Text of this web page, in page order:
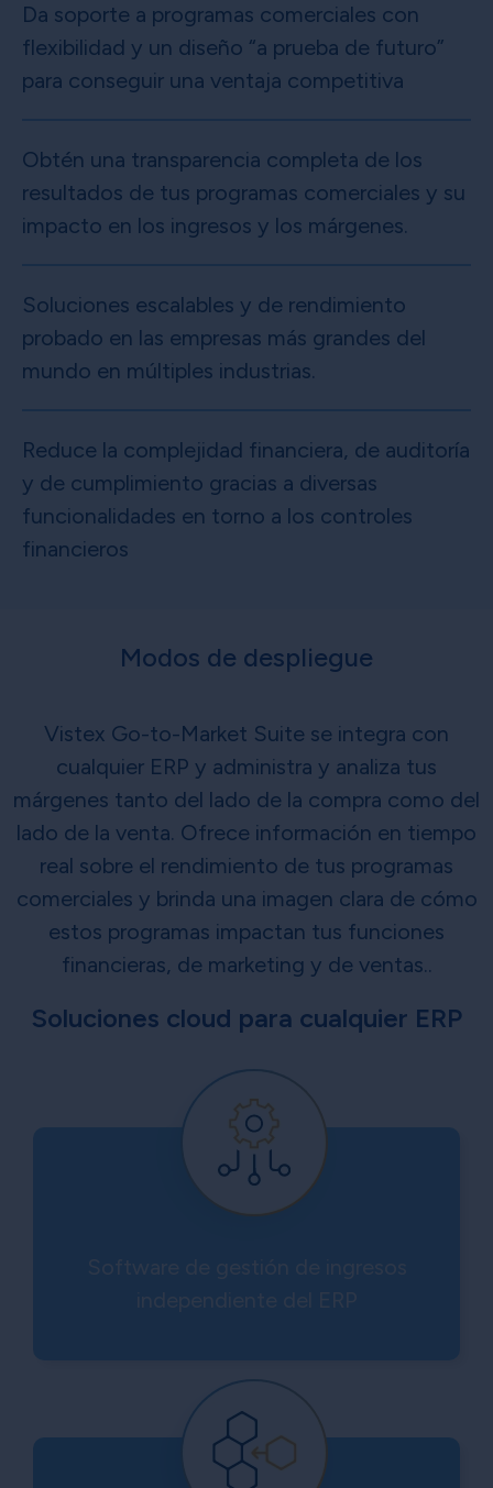
Da soporte a programas comerciales con
flexibilidad y un diseño “a prueba de futuro”
para conseguir una ventaja competitiva
Obtén una transparencia completa de los
resultados de tus programas comerciales y su
impacto en los ingresos y los márgenes.
Soluciones escalables y de rendimiento
probado en las empresas más grandes del
mundo en múltiples industrias.
Reduce la complejidad financiera, de auditoría
y de cumplimiento gracias a diversas
funcionalidades en torno a los controles
financieros
Modos de despliegue
Vistex Go-to-Market Suite se integra con
cualquier ERP y administra y analiza tus
márgenes tanto del lado de la compra como del
lado de la venta. Ofrece información en tiempo
real sobre el rendimiento de tus programas
comerciales y brinda una imagen clara de cómo
estos programas impactan tus funciones
financieras, de marketing y de ventas..
Soluciones cloud para cualquier ERP